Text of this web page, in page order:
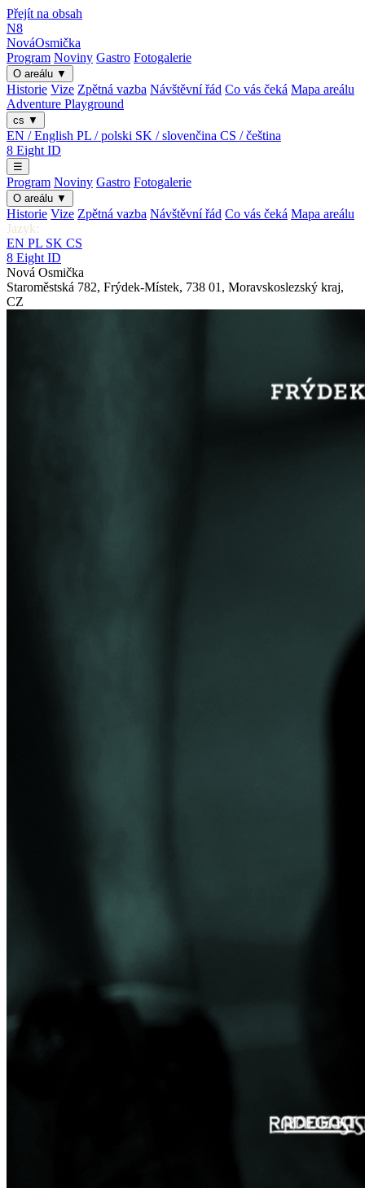
Přejít na obsah
N8
NováOsmička
Program Noviny Gastro Fotogalerie
O areálu ▼
Historie Vize Zpětná vazba Návštěvní řád Co vás čeká Mapa areálu
Adventure Playground
cs ▼
EN / English PL / polski SK / slovenčina CS / čeština
8 Eight ID
☰
Program Noviny Gastro Fotogalerie
O areálu ▼
Historie Vize Zpětná vazba Návštěvní řád Co vás čeká Mapa areálu
Jazyk:
EN PL SK CS
8 Eight ID
Nová Osmička
Staroměstská 782, Frýdek-Místek, 738 01 , Moravskoslezský kraj,
CZ